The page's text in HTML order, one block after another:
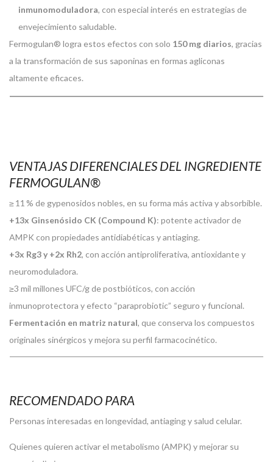
inmunomoduladora, con especial interés en estrategias de
envejecimiento saludable.
Fermogulan® logra estos efectos con solo 150 mg diarios, gracias
a la transformación de sus saponinas en formas agliconas
altamente eficaces.
VENTAJAS DIFERENCIALES DEL INGREDIENTE
FERMOGULAN®
≥ 11 % de gypenosidos nobles, en su forma más activa y absorbible.
+13x Ginsenósido CK (Compound K): potente activador de
AMPK con propiedades antidiabéticas y antiaging.
+3x Rg3 y +2x Rh2, con acción antiproliferativa, antioxidante y
neuromoduladora.
≥3 mil millones UFC/g de postbióticos, con acción
inmunoprotectora y efecto “paraprobiotic” seguro y funcional.
Fermentación en matriz natural, que conserva los compuestos
originales sinérgicos y mejora su perfil farmacocinético.
RECOMENDADO PARA
Personas interesadas en longevidad, antiaging y salud celular.
Quienes quieren activar el metabolismo (AMPK) y mejorar su